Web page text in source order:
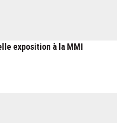
exposition à la MMI